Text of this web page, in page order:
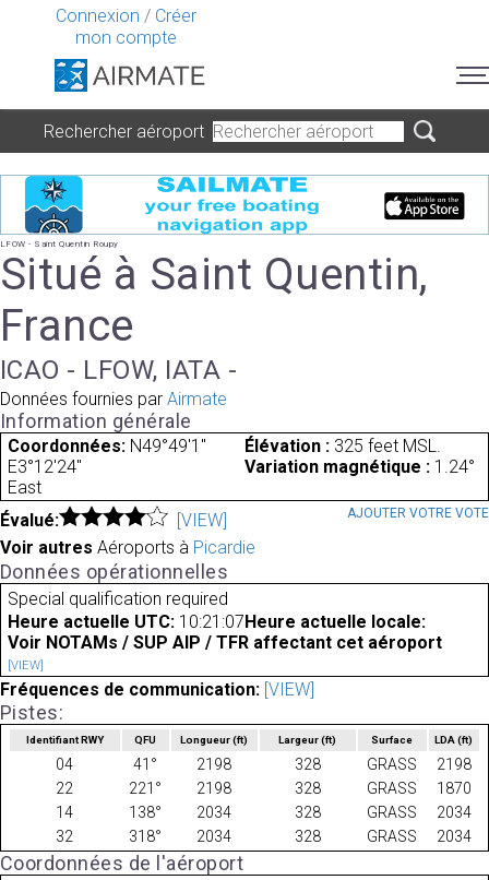
Connexion / Créer
mon compte
Rechercher aéroport
LFOW - Saint Quentin Roupy
Situé à Saint Quentin,
France
ICAO - LFOW, IATA -
Données fournies par Airmate
Information générale
Coordonnées: N49°49'1"
E3°12'24"
Élévation : 325 feet MSL.
Variation magnétique : 1.24°
East
Évalué:
[VIEW] AJOUTER VOTRE VOTE
Voir autres Aéroports à Picardie
Données opérationnelles
Special qualification required
Heure actuelle UTC: 10:21:07 Heure actuelle locale:
Voir NOTAMs / SUP AIP / TFR affectant cet aéroport
[VIEW]
Fréquences de communication: [VIEW]
Pistes:
Identifiant RWY QFU Longueur(ft) Largeur(ft) Surface LDA(ft)
04 41° 2198 328 GRASS
2198
22
221° 2198 328 GRASS
1870
14
138° 2034 328 GRASS
2034
32
318° 2034 328 GRASS 2034
Coordonnées de l'aéroport